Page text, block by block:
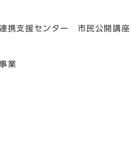
携支援センター 市民公開講座
業